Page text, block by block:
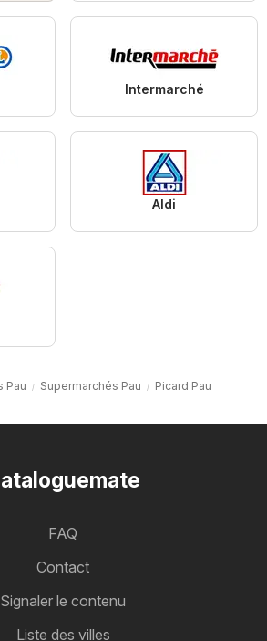
Intermarché
Aldi
Pau Supermarchés Pau Picard Pau
FAQ
Contact
Signaler le contenu
Liste des villes